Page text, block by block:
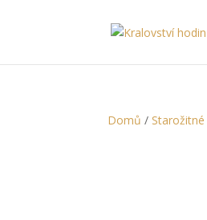
Domů / Starožitné